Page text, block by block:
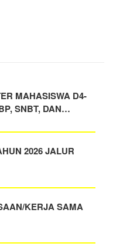
MAHASISWA D4-
SNBT, DAN…
2026 JALUR
KERJA SAMA